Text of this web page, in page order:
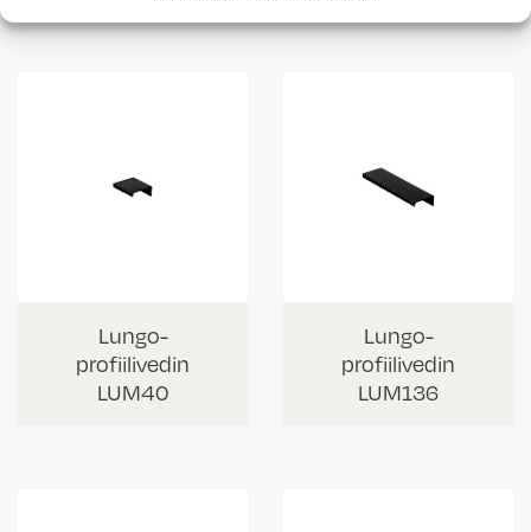
Lungo-
profiilivedin
LUM40
Lungo-
profiilivedin
LUM136